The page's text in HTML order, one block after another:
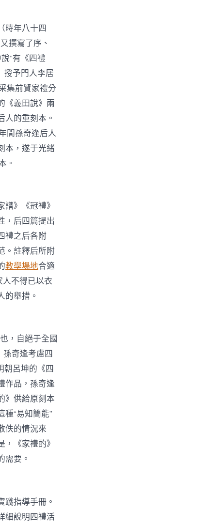
時年八十四
撰寫了序、
“有《四禮
授予門人李居
集前賢家禮分
《義田說》兩
的重刻本。
間孫奇逢后人
本，遂于光緒
。
》《冠禮》
，后四篇提出
禮之后各附
。註釋后所附
教學場地合適
人不得已以衣
的舉措。
，自絕于全國
孫奇逢考慮四
朝呂坤的《四
作品，孫奇逢
》供給原刻本
“易知簡能”
佚的情況來
《家禮酌》
需要。
指導手冊。
細說明四禮活